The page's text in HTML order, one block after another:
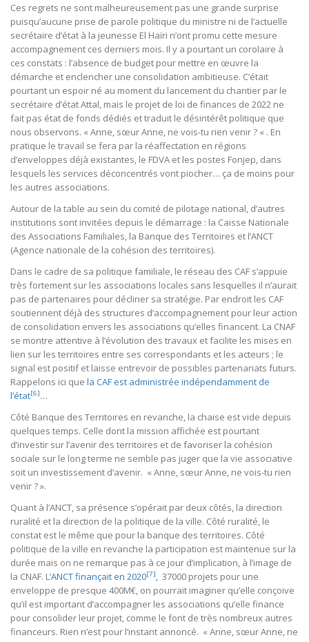
Ces regrets ne sont malheureusement pas une grande surprise
puisqu’aucune prise de parole politique du ministre ni de l’actuelle
secrétaire d’état à la jeunesse El Haïri n’ont promu cette mesure
accompagnement ces derniers mois. Il y a pourtant un corolaire à
ces constats : l’absence de budget pour mettre en œuvre la
démarche et enclencher une consolidation ambitieuse. C’était
pourtant un espoir né au moment du lancement du chantier par le
secrétaire d’état Attal, mais le projet de loi de finances de 2022 ne
fait pas état de fonds dédiés et traduit le désintérêt politique que
nous observons. « Anne, sœur Anne, ne vois-tu rien venir ? « . En
pratique le travail se fera par la réaffectation en régions
d’enveloppes déjà existantes, le FDVA et les postes Fonjep, dans
lesquels les services déconcentrés vont piocher… ça de moins pour
les autres associations.
Autour de la table au sein du comité de pilotage national, d’autres
institutions sont invitées depuis le démarrage : la Caisse Nationale
des Associations Familiales, la Banque des Territoires et l’ANCT
(Agence nationale de la cohésion des territoires).
Dans le cadre de sa politique familiale, le réseau des CAF s’appuie
très fortement sur les associations locales sans lesquelles il n’aurait
pas de partenaires pour décliner sa stratégie. Par endroit les CAF
soutiennent déjà des structures d’accompagnement pour leur action
de consolidation envers les associations qu’elles financent. La CNAF
se montre attentive à l’évolution des travaux et facilite les mises en
lien sur les territoires entre ses correspondants et les acteurs ; le
signal est positif et laisse entrevoir de possibles partenariats futurs.
Rappelons ici que la CAF est administrée indépendamment de
l’état[6]…
Côté Banque des Territoires en revanche, la chaise est vide depuis
quelques temps. Celle dont la mission affichée est pourtant
d’investir sur l’avenir des territoires et de favoriser la cohésion
sociale sur le long terme ne semble pas juger que la vie associative
soit un investissement d’avenir. « Anne, sœur Anne, ne vois-tu rien
venir ? ».
Quant à l’ANCT, sa présence s’opérait par deux côtés, la direction
ruralité et la direction de la politique de la ville. Côté ruralité, le
constat est le même que pour la banque des territoires. Côté
politique de la ville en revanche la participation est maintenue sur la
durée mais on ne remarque pas à ce jour d’implication, à l’image de
la CNAF. L’ANCT finançait en 2020[7], 37000 projets pour une
enveloppe de presque 400M€, on pourrait imaginer qu’elle conçoive
qu’il est important d’accompagner les associations qu’elle finance
pour consolider leur projet, comme le font de très nombreux autres
financeurs. Rien n’est pour l’instant annoncé. « Anne, sœur Anne, ne